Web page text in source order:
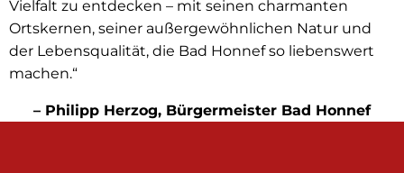
Vielfalt zu entdecken – mit seinen charmanten
Ortskernen, seiner außergewöhnlichen Natur und
der Lebensqualität, die Bad Honnef so liebenswert
machen.“
– Philipp Herzog, Bürgermeister Bad Honnef